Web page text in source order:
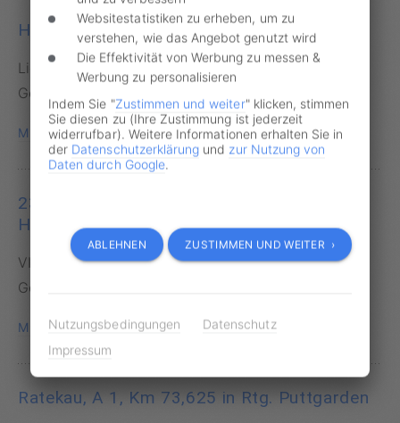
Haffkrug, Waldweg in Höhe Feuerwehr
Lichtschrankenmessung und Foto ·
Geschwindigkeitsverstoß
MESSSTELLE ANZEIGEN
23623 Gnissau, B 432, i.H. Gnissauer
Heckkaten, in Richtung Segeberg
VITRONIC PoliScan FM1 (PSFM1) ·
Geschwindigkeitsverstoß
MESSSTELLE ANZEIGEN
Ratekau, A 1, Km 73,625 in Rtg. Puttgarden
Websitestatistiken zu erheben, um zu
verstehen, wie das Angebot genutzt wird
Die Effektivität von Werbung zu messen &
Werbung zu personalisieren
Indem Sie "Zustimmen und weiter" klicken, stimmen
Sie diesen zu (Ihre Zustimmung ist jederzeit
widerrufbar). Weitere Informationen erhalten Sie in
der Datenschutzerklärung und zur Nutzung von
Daten durch Google.
ABLEHNEN ZUSTIMMEN UND WEITER ›
Nutzungsbedingungen
Datenschutz
Impressum